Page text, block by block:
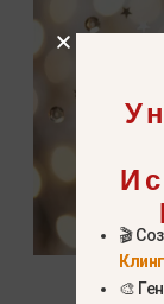
🎬
🎨